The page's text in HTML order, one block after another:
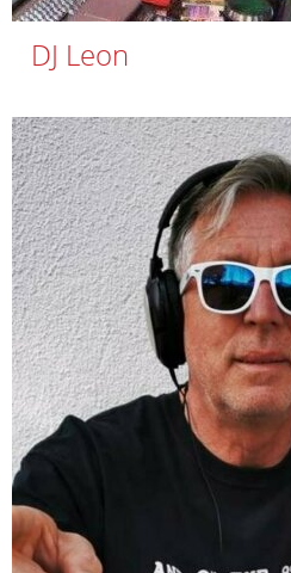
DJ Leon